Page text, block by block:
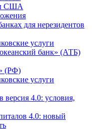
США
для нерезидентов
услуги
банк» (АТБ)
(РФ)
услуги
версия 4.0: условия,
4.0: новый